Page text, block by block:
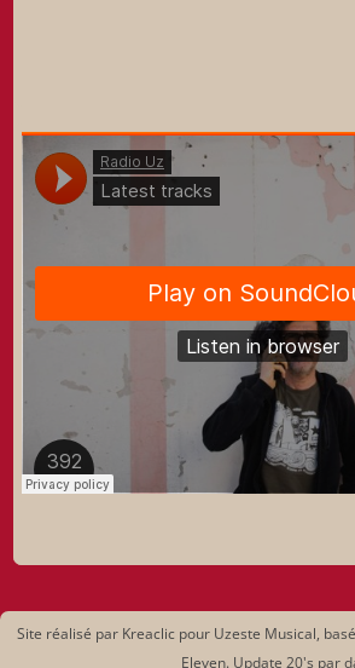
Site réalisé par Kreaclic pour Uzeste Musical,
Eleven. Update 20's par